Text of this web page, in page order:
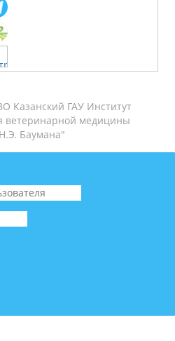
Казанский ГАУ Институт
ветеринарной медицины
Баумана"